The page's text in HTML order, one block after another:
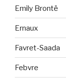
Emily Brontë
Ernaux
Favret-Saada
Febvre